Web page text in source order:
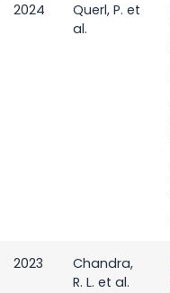
2024
Querl, P. et
al.
2023
Chandra,
R. L. et al.